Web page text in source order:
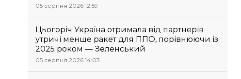
05 серпня 2026 12:59
Цьогоріч Україна отримала від партнерів
утричі менше ракет для ППО, порівнюючи із
2025 роком — Зеленський
05 серпня 2026 14:03